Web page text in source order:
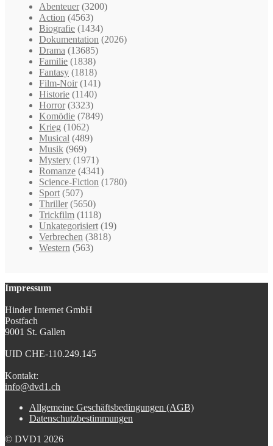
Abenteuer (3200)
Action (4563)
Biografie (1434)
Dokumentation (2026)
Drama (13685)
Familie (1838)
Fantasy (1818)
Film-Noir (141)
Historie (1140)
Horror (3323)
Komödie (7849)
Krieg (1062)
Musical (489)
Musik (969)
Mystery (1971)
Romanze (4341)
Science-Fiction (1780)
Sport (507)
Thriller (5650)
Trickfilm (1118)
Unkategorisiert (19)
Verbrechen (3818)
Western (563)
Impressum
Hinder Internet GmbH
Postfach
9001 St. Gallen
UID CHE-110.249.145
Kontakt:
info@dvd1.ch
Allgemeine Geschäftsbedingungen (AGB)
Datenschutzbestimmungen
© DVD1 2026